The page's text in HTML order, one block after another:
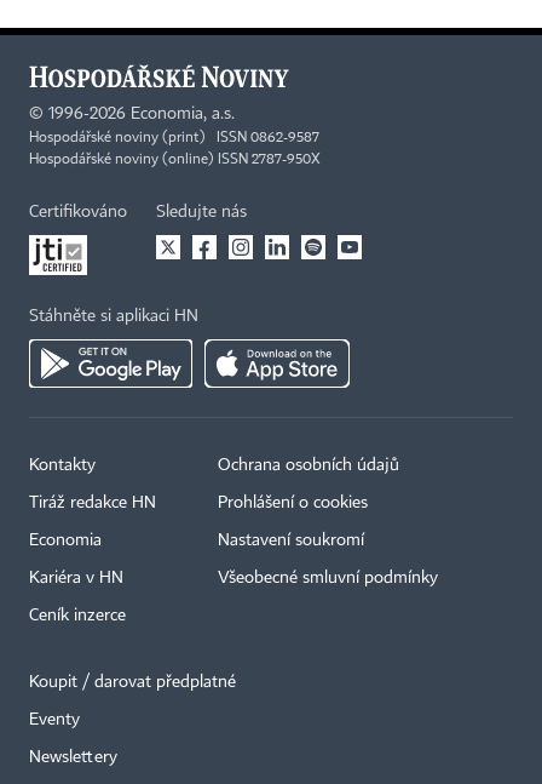
© 1996-2026 Economia, a.s.
Hospodářské noviny (print) ISSN 0862-9587
Hospodářské noviny (online) ISSN 2787-950X
Certifikováno Sledujte nás
Stáhněte si aplikaci HN
Kontakty
Tiráž redakce HN
Economia
Kariéra v HN
Ceník inzerce
Ochrana osobních údajů
Prohlášení o cookies
Nastavení soukromí
Všeobecné smluvní podmínky
Koupit / darovat předplatné
Eventy
Newslettery